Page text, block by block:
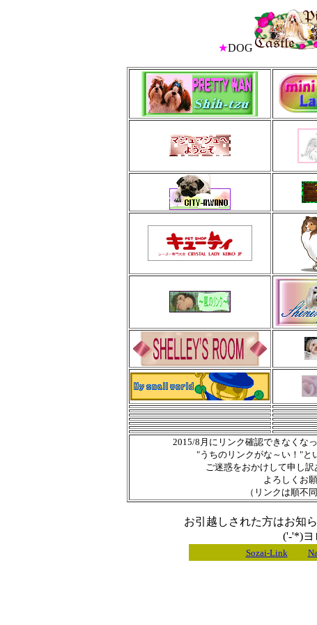
★DOG
2015/8月にリンク確認できなくな
"うちのリンクがな～い！"と
ご迷惑をおかけして申し
よろしくお
（リンクは順不
お引越しされた方はお知
('-'*)ヨ
Sozai-Link